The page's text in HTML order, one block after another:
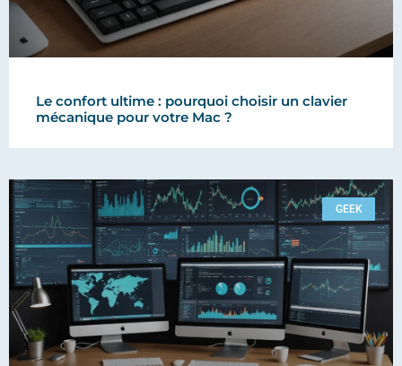
Le confort ultime : pourquoi choisir un clavier
mécanique pour votre Mac ?
GEEK